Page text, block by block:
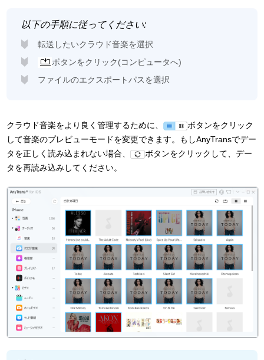
以下の手順に従ってください:
転送したいクラウド音楽を選択
ボタンをクリック(コンピュータへ)
ファイルのエクスポートパスを選択
クラウド音楽をより良く管理するために、
ボタンをクリック
して音楽のプレビューモードを変更できます。もしAnyTransでデー
タを正しく読み込まれない場合、
ボタンをクリックして、デー
タを再読み込みしてください。